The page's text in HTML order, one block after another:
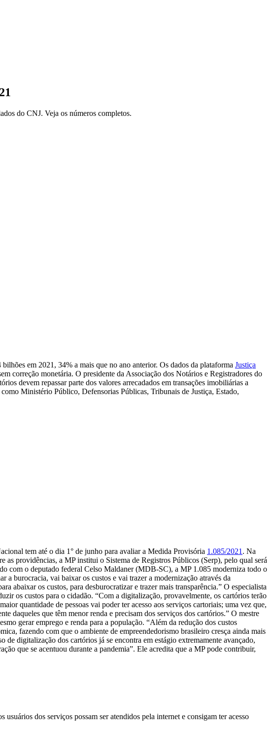
do CNJ. Veja os números completos.
em 2021, 34% a mais que no ano anterior. Os dados da plataforma Justiça
correção monetária. O presidente da Associação dos Notários e Registradores do
devem repassar parte dos valores arrecadados em transações imobiliárias a
Ministério Público, Defensorias Públicas, Tribunais de Justiça, Estado,
tem até o dia 1° de junho para avaliar a Medida Provisória 1.085/2021 . Na
as providências, a MP institui o Sistema de Registros Públicos (Serp), pelo qual será
com o deputado federal Celso Maldaner (MDB-SC), a MP 1.085 moderniza todo o
a burocracia, vai baixar os custos e vai trazer a modernização através da
abaixar os custos, para desburocratizar e trazer mais transparência.” O especialista
os custos para o cidadão. “Com a digitalização, provavelmente, os cartórios terão
quantidade de pessoas vai poder ter acesso aos serviços cartoriais; uma vez que,
daqueles que têm menor renda e precisam dos serviços dos cartórios.” O mestre
gerar emprego e renda para a população. “Além da redução dos custos
fazendo com que o ambiente de empreendedorismo brasileiro cresça ainda mais
digitalização dos cartórios já se encontra em estágio extremamente avançado,
que se acentuou durante a pandemia”. Ele acredita que a MP pode contribuir,
dos serviços possam ser atendidos pela internet e consigam ter acesso